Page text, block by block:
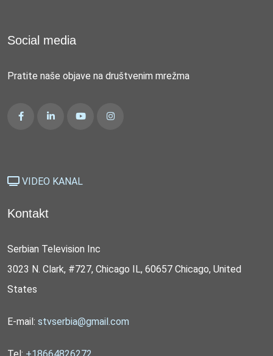
Social media
Pratite naše objave na društvenim mrežma
VIDEO KANAL
Kontakt
Serbian Television Inc
3023 N. Clark, #727, Chicago IL, 60657 Chicago, United
States
E-mail: stvserbia@gmail.com